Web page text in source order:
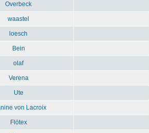
Overbeck
waastel
loesch
Bein
olaf
Verena
Ute
von Lacroix
Flötex